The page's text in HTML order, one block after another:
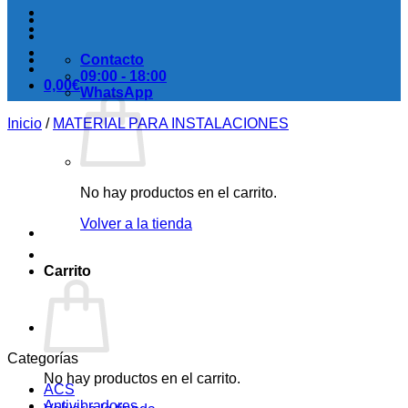
0,00€
No hay productos en el carrito.
Volver a la tienda
Carrito
No hay productos en el carrito.
Contacto
09:00 - 18:00
WhatsApp
Inicio / MATERIAL PARA INSTALACIONES
Categorías
ACS